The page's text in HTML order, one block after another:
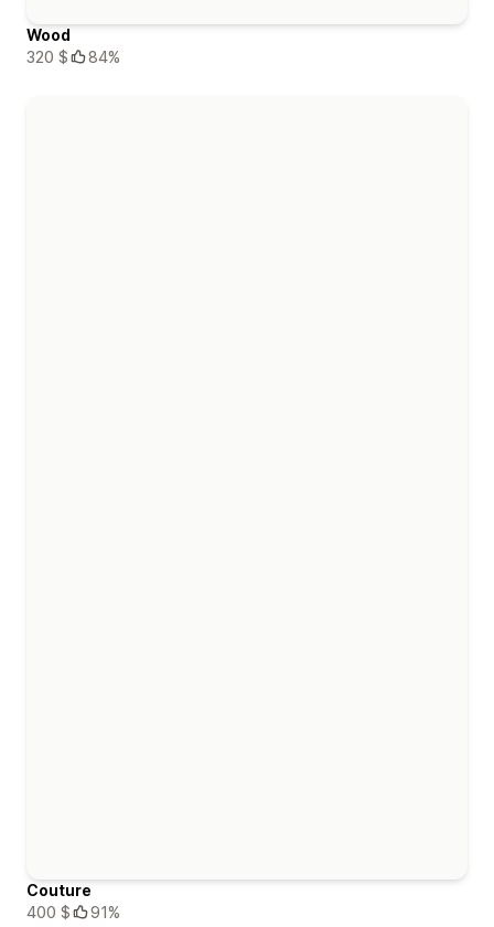
Wood
320 $
84%
Couture
400 $
91%